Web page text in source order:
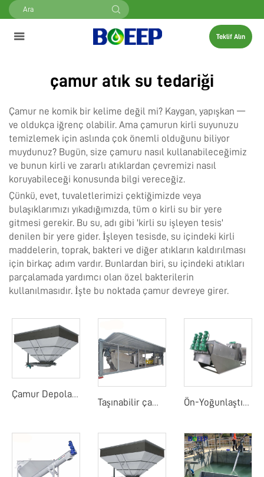
Teklif Alın
çamur atık su tedariği
Çamur ne komik bir kelime değil mi? Kaygan, yapışkan —
ve oldukça iğrenç olabilir. Ama çamurun kirli suyunuzu
temizlemek için aslında çok önemli olduğunu biliyor
muydunuz? Bugün, size çamuru nasıl kullanabileceğimiz
ve bunun kirli ve zararlı atıklardan çevremizi nasıl
koruyabileceği konusunda bilgi vereceğiz.
Çünkü, evet, tuvaletlerimizi çektiğimizde veya
bulaşıklarımızı yıkadığımızda, tüm o kirli su bir yere
gitmesi gerekir. Bu su, adı gibi 'kirli su işleyen tesis'
denilen bir yere gider. İşleyen tesisde, su içindeki kirli
maddelerin, toprak, bakteri ve diğer atıkların kaldırılması
için birkaç adım vardır. Bunlardan biri, su içindeki atıkları
parçalamada yardımcı olan özel bakterilerin
kullanılmasıdır. İşte bu noktada çamur devreye girer.
Çamur Depolama Yuvası
Taşınabilir çamur su sıçrama sistemi
Ön-Yoğunlaştırma Şerit Çamur Su Ayırıcı